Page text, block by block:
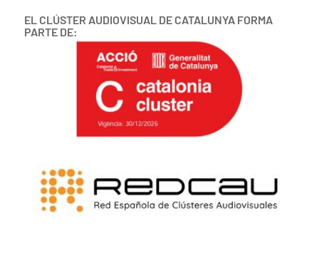
EL CLÚSTER AUDIOVISUAL DE CATALUNYA FORMA
PARTE DE: